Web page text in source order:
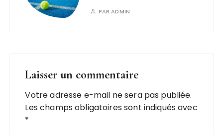
PARADMIN
Laisser un commentaire
Votre adresse e-mail ne sera pas publiée.
Les champs obligatoires sont indiqués avec
*